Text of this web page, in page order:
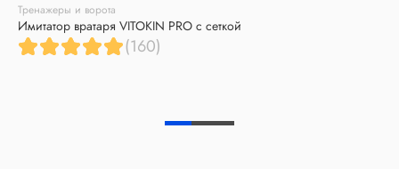
Тренажеры и ворота
Имитатор вратаря VITOKIN PRO с сеткой
(160)